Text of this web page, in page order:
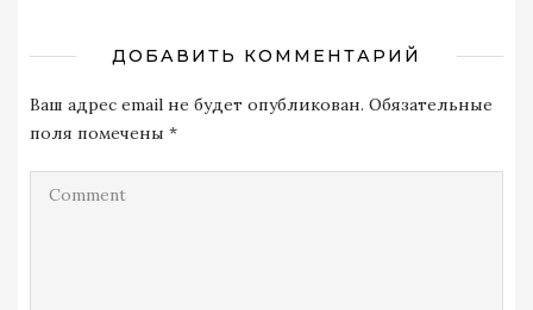
ДОБАВИТЬ КОММЕНТАРИЙ
Ваш адрес email не будет опубликован. Обязательные
поля помечены *